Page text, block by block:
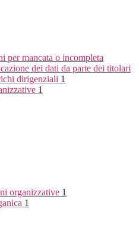
per mancata o incompleta
dei dati da parte dei titolari
dirigenziali 1
1
organizzative 1
1